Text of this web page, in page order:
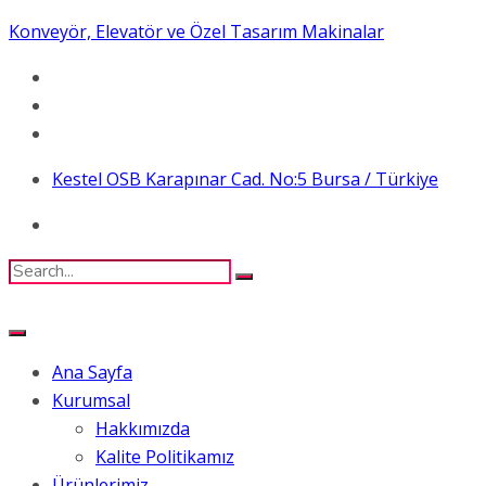
Konveyör, Elevatör ve Özel Tasarım Makinalar
Kestel OSB Karapınar Cad. No:5 Bursa / Türkiye
Ana Sayfa
Kurumsal
Hakkımızda
Kalite Politikamız